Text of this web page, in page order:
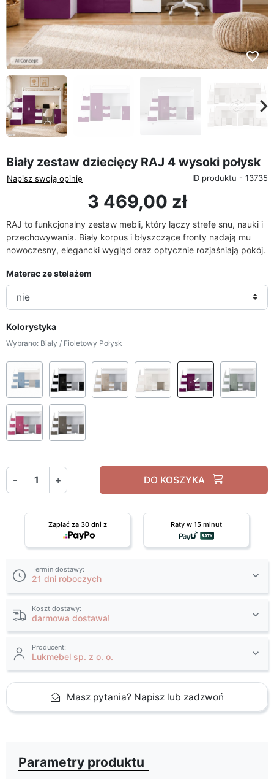
favorite_border
Poprzedni
Biały zestaw dziecięcy RAJ 4 wysoki połysk
Napisz swoją opinię ID produktu - 13735
3 469,00 zł
RAJ to funkcjonalny zestaw mebli, który łączy strefę snu, nauki i
przechowywania. Biały korpus i błyszczące fronty nadają mu
nowoczesny, elegancki wygląd oraz optycznie rozjaśniają pokój.
Materac ze stelażem
Kolorystyka
Wybrano: Biały / Fioletowy Połysk
Biały / Błękit PołyskBiały / Czarny Połysk
Biały / Beżowy Połysk
Biały / Biały Połysk
Biały /
Biały / Różowy Połysk
- + DO KOSZYKA
Zapłać za 30 dni z Raty w 15 minut
Termin dostawy:
21 dni roboczych
Koszt dostawy:
darmowa dostawa!
Producent:
Lukmebel sp. z o. o.
Masz pytania? Napisz lub zadzwoń
Parametry produktu